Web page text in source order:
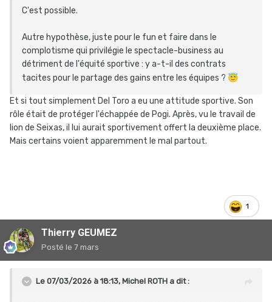
C'est possible.
Autre hypothèse, juste pour le fun et faire dans le
complotisme qui privilégie le spectacle-business au
détriment de l'équité sportive : y a-t-il des contrats
tacites pour le partage des gains entre les équipes ? 😇
Et si tout simplement Del Toro a eu une attitude sportive. Son
rôle était de protéger l'échappée de Pogi. Après, vu le travail de
lion de Seixas, il lui aurait sportivement offert la deuxième place.
Mais certains voient apparemment le mal partout.
1
Thierry GEUMEZ
Posté le 7 mars
Le 07/03/2026 à 18:13, Michel ROTH a dit :